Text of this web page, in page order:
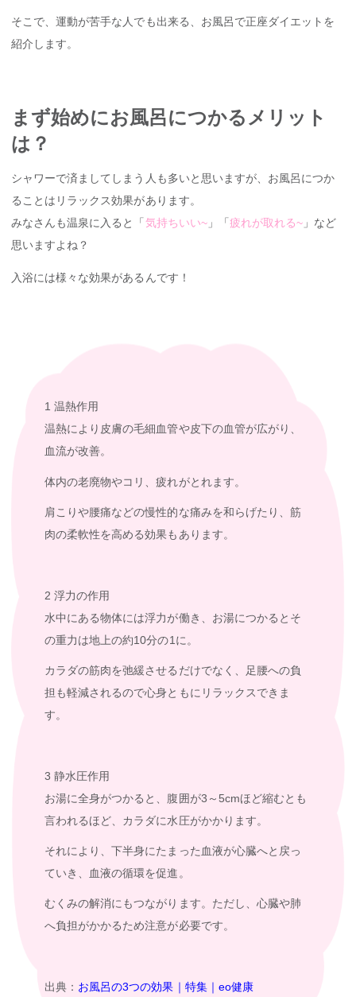
そこで、運動が苦手な人でも出来る、お風呂で正座ダイエットを
紹介します。
まず始めにお風呂につかるメリット
は？
シャワーで済ましてしまう人も多いと思いますが、お風呂につか
ることはリラックス効果があります。
みなさんも温泉に入ると「 気持ちいい~」「 疲れが取れる~ 」など
思いますよね？
入浴には様々な効果があるんです！
1 温熱作用
温熱により皮膚の毛細血管や皮下の血管が広がり、
血流が改善。
体内の老廃物やコリ、疲れがとれます。
肩こりや腰痛などの慢性的な痛みを和らげたり、筋
肉の柔軟性を高める効果もあります。
2 浮力の作用
水中にある物体には浮力が働き、お湯につかるとそ
の重力は地上の約10分の1に。
カラダの筋肉を弛緩させるだけでなく、足腰への負
担も軽減されるので心身ともにリラックスできま
す。
3 静水圧作用
お湯に全身がつかると、腹囲が3～5cmほど縮むとも
言われるほど、カラダに水圧がかかります。
それにより、下半身にたまった血液が心臓へと戻っ
ていき、血液の循環を促進。
むくみの解消にもつながります。ただし、心臓や肺
へ負担がかかるため注意が必要です。
出典： お風呂の3つの効果｜特集｜eo健康